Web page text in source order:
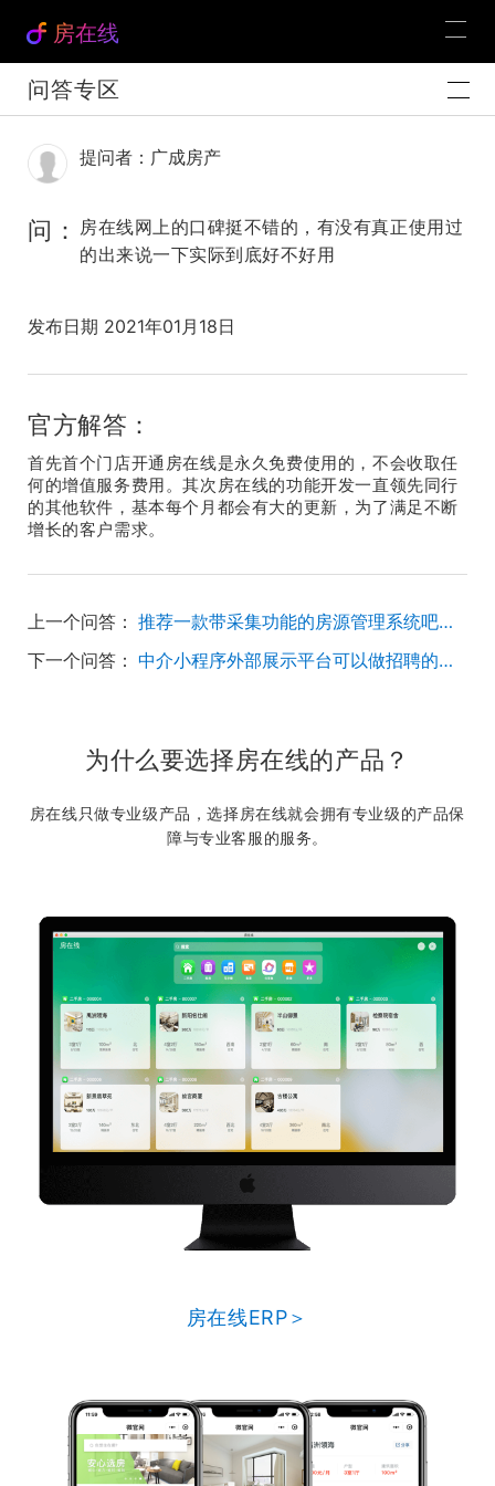
房在线
问答专区
提问者：广成房产
问：
房在线网上的口碑挺不错的，有没有真正使用过
的出来说一下实际到底好不好用
发布日期 2021年01月18日
官方解答：
首先首个门店开通房在线是永久免费使用的，不会收取任
何的增值服务费用。其次房在线的功能开发一直领先同行
的其他软件，基本每个月都会有大的更新，为了满足不断
增长的客户需求。
上一个问答：
推荐一款带采集功能的房源管理系统吧，最好可以过滤中介房源和假房源的
下一个问答：
中介小程序外部展示平台可以做招聘的功能吗？
为什么要选择房在线的产品？
房在线只做专业级产品，选择房在线就会拥有专业级的产品保
障与专业客服的服务。
房在线ERP＞